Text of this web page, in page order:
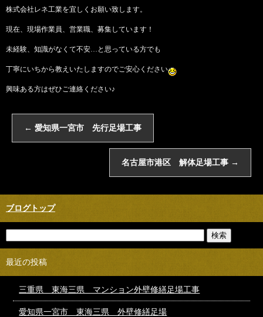
株式会社レネ工業を宜しくお願い致します。
現在、現場作業員、営業職、募集しています！
未経験、知識がなくて不安…と思っている方でも
丁寧にいちから教えいたしますのでご安心ください
興味ある方はぜひご連絡ください♪
← 愛知県一宮市 先行足場工事
名古屋市港区 解体足場工事 →
ブログトップ
最近の投稿
三重県 東海三県 マンション外壁修繕足場工事
愛知県一宮市 東海三県 外壁修繕足場